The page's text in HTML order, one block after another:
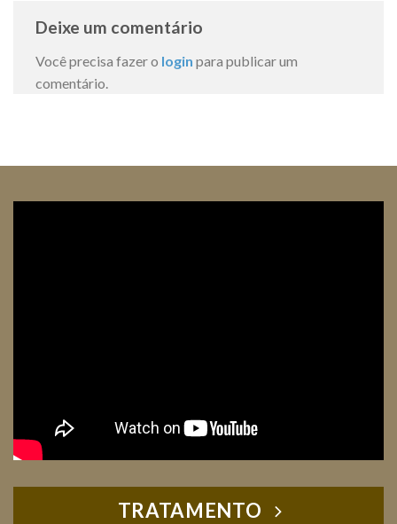
Deixe um comentário
Você precisa fazer o login para publicar um
comentário.
TRATAMENTO